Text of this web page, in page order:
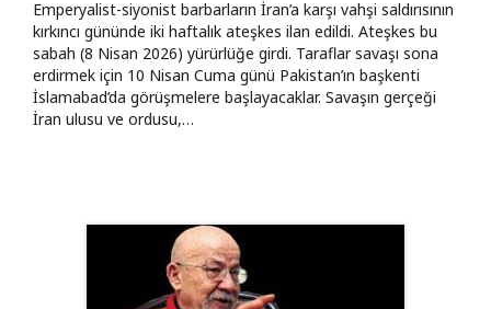
Emperyalist-siyonist barbarların İran’a karşı vahşi saldırısının
kırkıncı gününde iki haftalık ateşkes ilan edildi. Ateşkes bu
sabah (8 Nisan 2026) yürürlüğe girdi. Taraflar savaşı sona
erdirmek için 10 Nisan Cuma günü Pakistan’ın başkenti
İslamabad’da görüşmelere başlayacaklar. Savaşın gerçeği
İran ulusu ve ordusu,…